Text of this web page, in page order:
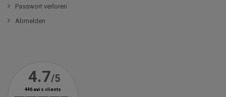
Passwort verloren
Abmelden